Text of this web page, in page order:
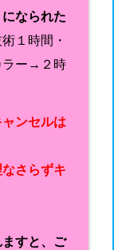
なられた
術１時間・
ラー→２時
ンセルは
さらずキ
すと、ご